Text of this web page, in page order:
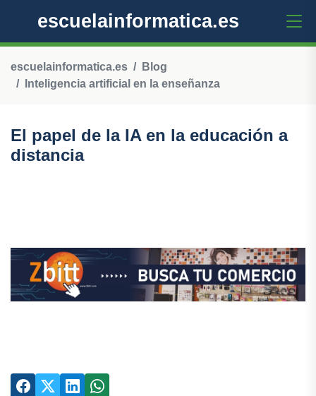
escuelainformatica.es
escuelainformatica.es
Blog
Inteligencia artificial en la enseñanza
El papel de la IA en la educación a
distancia